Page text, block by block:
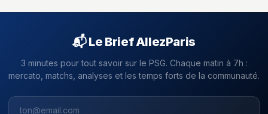
📬 Le Brief AllezParis
3 minutes pour tout savoir sur le PSG. Chaque matin à 7h :
mercato, matchs, analyses et les temps forts de la communauté.